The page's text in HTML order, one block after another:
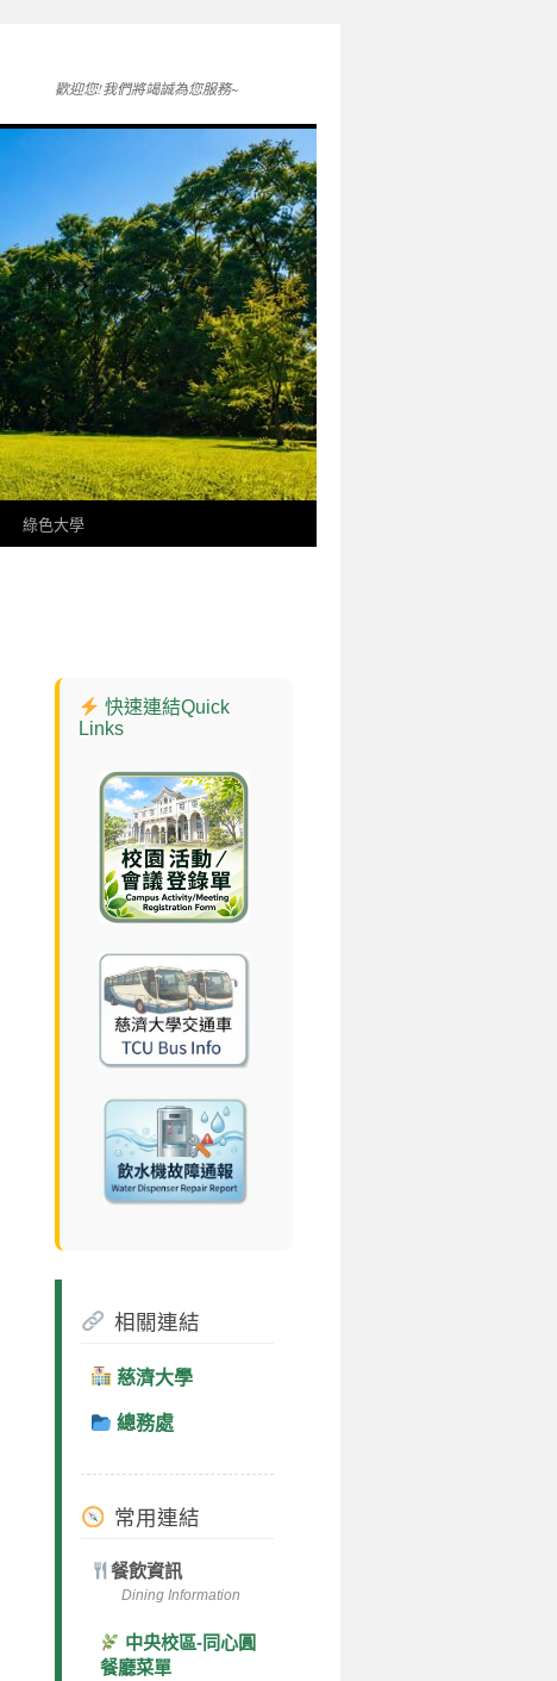
歡迎您!我們將竭誠為您服務~
綠色大學
快速連結Quick
Links
相關連結
慈濟大學
總務處
常用連結
餐飲資訊
Dining Information
中央校區-同心圓
餐廳菜單